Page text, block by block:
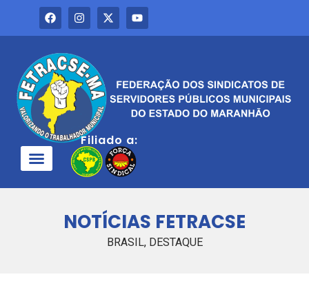
Filiado a:
NOTÍCIAS FETRACSE
BRASIL, DESTAQUE